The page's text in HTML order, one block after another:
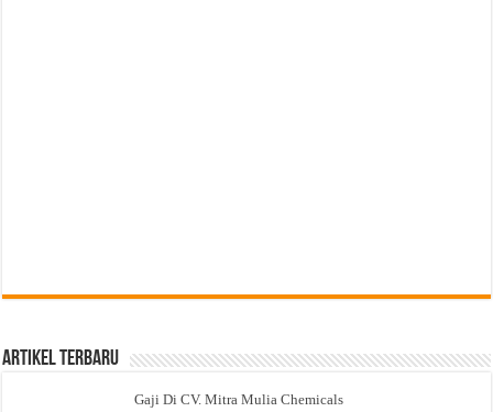
Artikel Terbaru
Gaji Di CV. Mitra Mulia Chemicals